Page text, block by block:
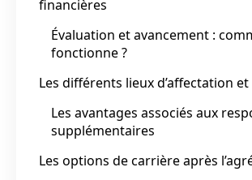
financières
Évaluation et avancement :
fonctionne ?
Les différents lieux d’affectation
Les avantages associés aux
supplémentaires
Les options de carrière après